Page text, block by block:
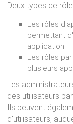
Deux types de
Les rôles
permettant
application.
Les rôles
plusieurs
Les
des utilisateurs
Ils peuvent
d'utilisateurs,